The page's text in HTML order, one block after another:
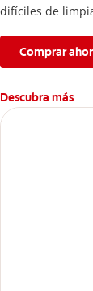
difíciles de
Comprar
Descubra más